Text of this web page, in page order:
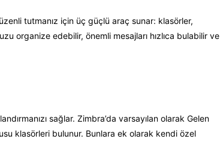
tutmanız için üç güçlü araç sunar: klasörler,
organize edebilir, önemli mesajları hızlıca bulabilir ve
sağlar. Zimbra’da varsayılan olarak Gelen
klasörleri bulunur. Bunlara ek olarak kendi özel